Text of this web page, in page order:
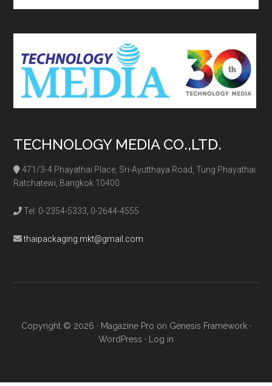
TECHNOLOGY MEDIA CO.,LTD.
471/3-4 Phayathai Place, Sri-Ayutthaya Road, Tung Phayathai
Ratchatewi, Bangkok 10400
Tel. 0-2354-5333, 0-2644-4555
thaipackaging.mkt@gmail.com
Copyright © 2026 · Magazine Pro on Genesis Framework·
WordPress · Log in